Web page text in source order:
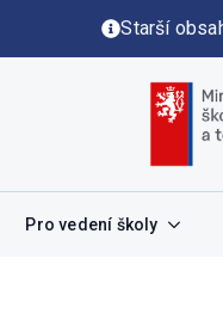
Starší
Pro vedení školy